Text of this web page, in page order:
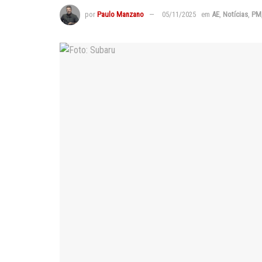
por Paulo Manzano 05/11/2025 em AE, Notícias, PM